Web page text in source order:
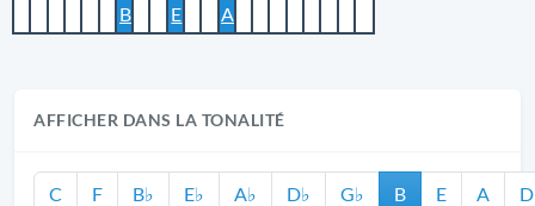
B E A
AFFICHER DANS LA TONALITÉ
C F B♭ E♭ A♭ D♭ G♭ B E A D